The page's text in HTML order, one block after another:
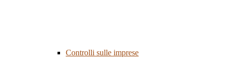
Controlli sulle imprese